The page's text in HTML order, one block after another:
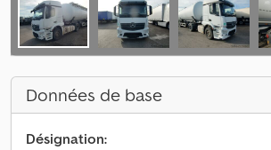
Données de base
Désignation: